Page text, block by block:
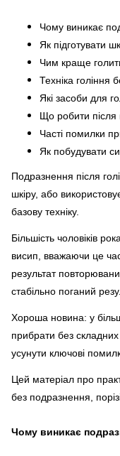
Чому виникає
Як підготувати
Чим краще
Техніка гоління
Які засоби для
Що робити після
Часті помилки
Як побудувати
Подразнення після
шкіру, або
базову техніку.
Більшість чоловіків
висип, вважаючи це
результат
стабільно поганий
Хороша новина: у
прибрати без складних
усунути ключові
Цей матеріал про
без подразнення,
Чому виникає